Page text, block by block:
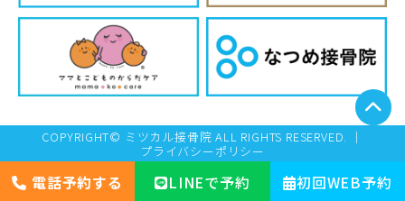
電話予約する LINEで予約 初回WEB予約
COPYRIGHT© ミツカル接骨院 ALL RIGHTS RESERVED. ｜
プライバシーポリシー